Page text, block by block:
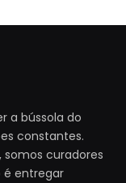
a bússola do
constantes.
curadores
é entregar